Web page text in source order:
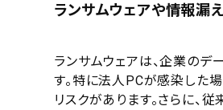
ランサムウェアや情報漏
ランサムウェアは、企業の
す。特に法人PCが感染した
リスクがあります。さらに、